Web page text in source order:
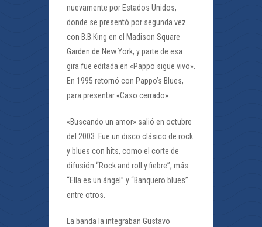
nuevamente por Estados Unidos,
donde se presentó por segunda vez
con B.B.King en el Madison Square
Garden de New York, y parte de esa
gira fue editada en «Pappo sigue vivo».
En 1995 retornó con Pappo’s Blues,
para presentar «Caso cerrado».
«Buscando un amor» salió en octubre
del 2003. Fue un disco clásico de rock
y blues con hits, como el corte de
difusión “Rock and roll y fiebre”, más
“Ella es un ángel” y “Banquero blues”
entre otros.
La banda la integraban Gustavo